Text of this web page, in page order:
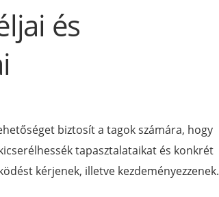
és
biztosít a tagok számára, hogy
tapasztalataikat és konkrét
kérjenek, illetve kezdeményezzenek.